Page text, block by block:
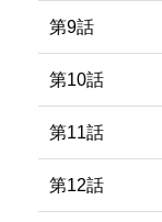
第9話
第10話
第11話
第12話